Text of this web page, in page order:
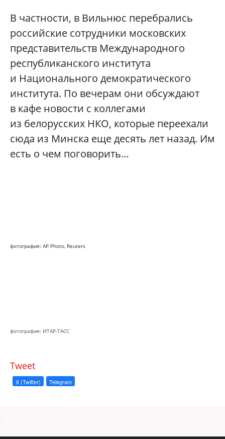
В частности, в Вильнюс перебрались
российские сотрудники московских
представительств Международного
республиканского института
и Национального демократического
института. По вечерам они обсуждают
в кафе новости с коллегами
из белорусских НКО, которые переехали
сюда из Минска еще десять лет назад. Им
есть о чем поговорить…
фотография: AP Photo, Reuters
фотография: ИТАР-ТАСС
Tweet
X (Twitter) Telegram